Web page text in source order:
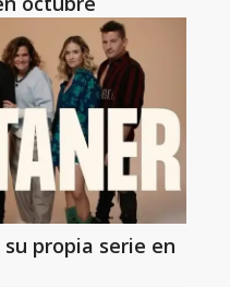
propia serie en